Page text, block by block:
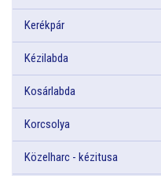
Kerékpár
Kézilabda
Kosárlabda
Korcsolya
Közelharc - kézitusa